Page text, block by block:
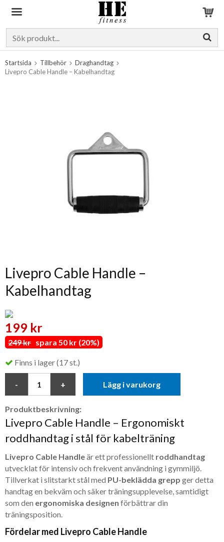
Startsida Tillbehör
Draghandtag
Livepro Cable Handle – Kabelhandtag
Livepro Cable Handle –
Kabelhandtag
199 kr
249 kr spara 50 kr (20%)
Finns i lager (17 st.)
Lägg i varukorg
Produktbeskrivning:
Livepro Cable Handle – Ergonomiskt
roddhandtag i stål för kabelträning
Livepro Cable Handleär ett professionellt roddhandtag
utvecklat för intensiv och frekvent användning i gymmiljö.
Tillverkat i slitstarkt stål med PU-beklädda grepp ger detta
handtag en bekväm och säker träningsupplevelse, samtidigt
som den ergonomiska designen förbättrar din
träningsposition.
Fördelar med Livepro Cable Handle